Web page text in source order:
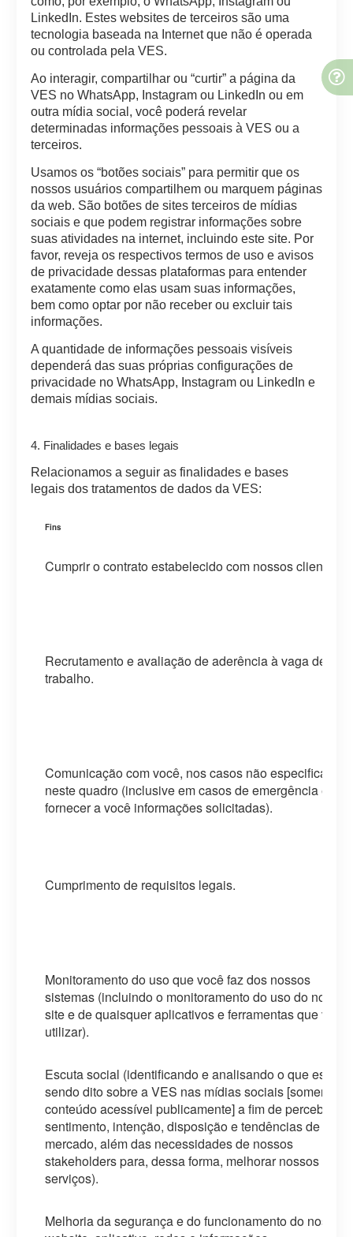
LinkedIn. Estes websites de terceiros são uma
tecnologia baseada na Internet que não é operada
ou controlada pela VES.
Ao interagir, compartilhar ou “curtir” a página da
VES no WhatsApp, Instagram ou LinkedIn ou em
outra mídia social, você poderá revelar
determinadas informações pessoais à VES ou a
terceiros.
Usamos os “botões sociais” para permitir que os
nossos usuários compartilhem ou marquem páginas
da web. São botões de sites terceiros de mídias
sociais e que podem registrar informações sobre
suas atividades na internet, incluindo este site. Por
favor, reveja os respectivos termos de uso e avisos
de privacidade dessas plataformas para entender
exatamente como elas usam suas informações,
bem como optar por não receber ou excluir tais
informações.
A quantidade de informações pessoais visíveis
dependerá das suas próprias configurações de
privacidade no WhatsApp, Instagram ou LinkedIn e
demais mídias sociais.
4. Finalidades e bases legais
Relacionamos a seguir as finalidades e bases
legais dos tratamentos de dados da VES:
Fins
Cumprir o contrato estabelecido com nossos clientes.
Recrutamento e avaliação de aderência à vaga de
trabalho.
Comunicação com você, nos casos não especificados
neste quadro (inclusive em casos de emergência e
fornecer a você informações solicitadas).
Cumprimento de requisitos legais.
Monitoramento do uso que você faz dos nossos
sistemas (incluindo o monitoramento do uso do nosso
site e de quaisquer aplicativos e ferramentas que você
utilizar).
Escuta social (identificando e analisando o que está
sendo dito sobre a VES nas mídias sociais [somente
conteúdo acessível publicamente] a fim de perceber
sentimento, intenção, disposição e tendências de
mercado, além das necessidades de nossos
stakeholders para, dessa forma, melhorar nossos
serviços).
Melhoria da segurança e do funcionamento do nosso